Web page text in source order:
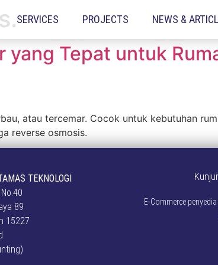
SERVICES PROJECTS NEWS &
Tepat untuk
atau tercemar. Cocok untuk kebutuhan
reverse osmosis.
TEKNOLOGI
89
15227
E-Commerce